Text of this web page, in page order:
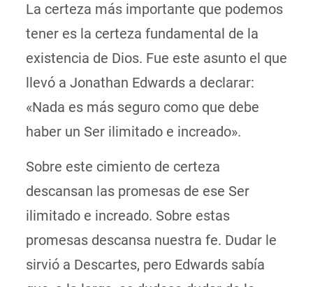
La certeza más importante que podemos
tener es la certeza fundamental de la
existencia de Dios. Fue este asunto el que
llevó a Jonathan Edwards a declarar:
«Nada es más seguro como que debe
haber un Ser ilimitado e increado».
Sobre este cimiento de certeza
descansan las promesas de ese Ser
ilimitado e increado. Sobre estas
promesas descansa nuestra fe. Dudar le
sirvió a Descartes, pero Edwards sabía